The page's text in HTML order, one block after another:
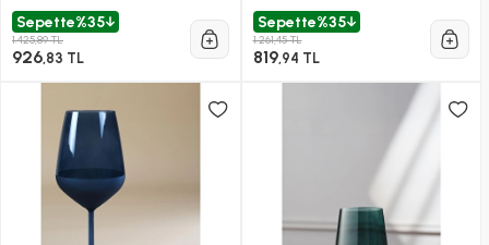
Sepette%35
1.425,89 TL
926,83 TL
Sepette%35
1.261,45 TL
819,94 TL